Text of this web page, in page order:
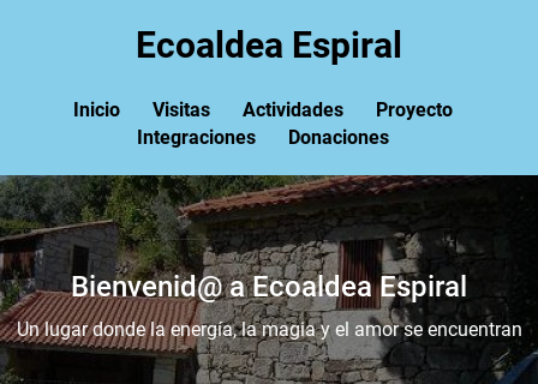
Ecoaldea Espiral
Inicio Visitas Actividades
Proyecto
Integraciones
Donaciones
Bienvenid@ a Ecoaldea Espiral
Un lugar donde la energía, la magia y el amor se encuentran